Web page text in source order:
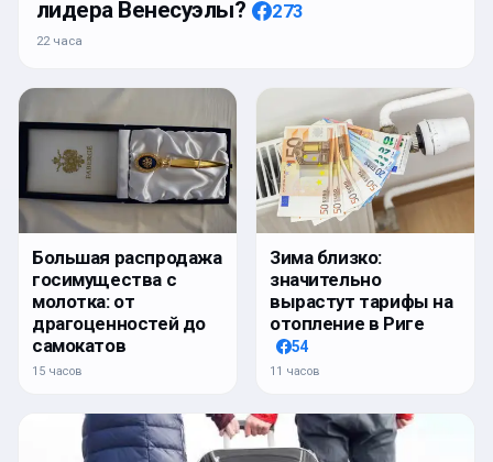
лидера Венесуэлы?
273
22 часа
Большая распродажа
госимущества с
молотка: от
драгоценностей до
самокатов
15 часов
Зима близко:
значительно
вырастут тарифы на
отопление в Риге
54
11 часов